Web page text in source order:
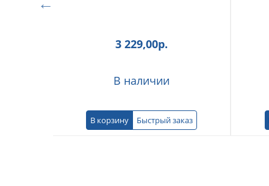
3 229,00р.
В наличии
В корзину Быстрый заказ